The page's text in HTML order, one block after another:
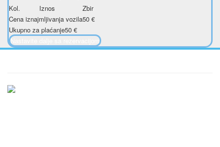
Kol. Iznos
Zbir
Cena iznajmljivanja vozila50 €
Ukupno za plaćanje50 €
Nastavite dalje sa rezervacijom
Ukratko / O Nama